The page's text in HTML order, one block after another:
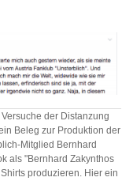
der Distanzung
Beleg zur Produktion der
Mitglied Bernhard
als "Bernhard Zakynthos
produzieren. Hier ein